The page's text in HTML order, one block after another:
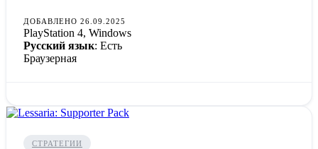
ДОБАВЛЕНО 26.09.2025
PlayStation 4, Windows
Русский язык: Есть
Браузерная
СТРАТЕГИИ